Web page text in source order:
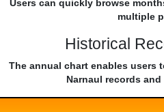
Users can quickly browse
multiple
Historical
The annual chart enables users
Narnaul records